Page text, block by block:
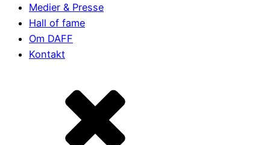
Medier & Presse
Hall of fame
Om DAFF
Kontakt